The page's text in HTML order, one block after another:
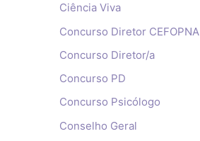
Ciência Viva
Concurso Diretor CEFOPNA
Concurso Diretor/a
Concurso PD
Concurso Psicólogo
Conselho Geral